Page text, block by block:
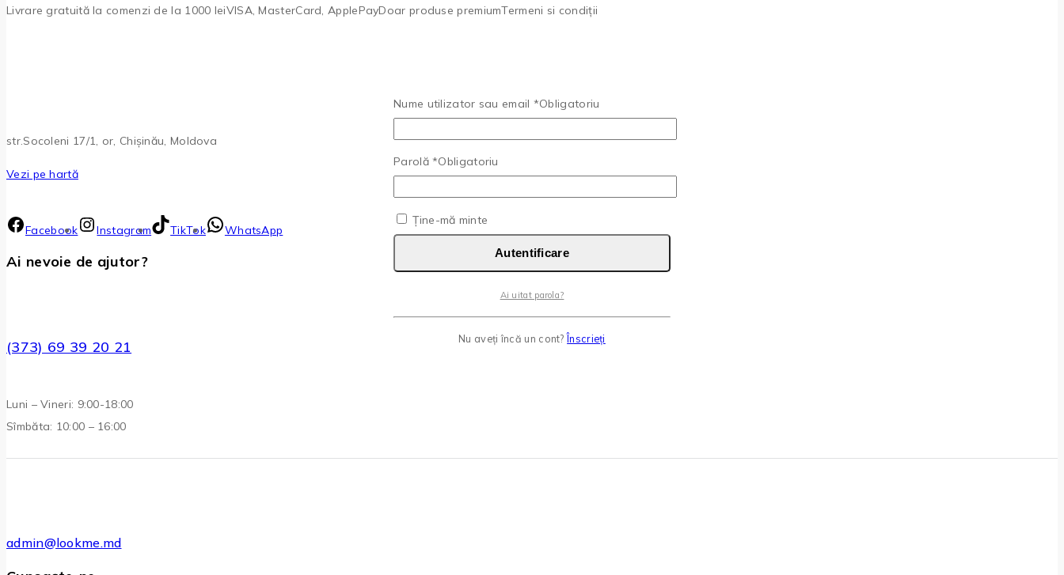
Livrare gratuită la comenzi de la 1000 leiVISA, MasterCard, ApplePayDoar produse premiumTermeni si condiții
str.Socoleni 17/1, or, Chișinău, Moldova
Vezi pe hartă
Facebook Instagram TikTok WhatsApp
Ai nevoie de ajutor?
(373) 69 39 20 21
Luni – Vineri: 9:00-18:00
Sîmbăta: 10:00 – 16:00
admin@lookme.md
Nume utilizator sau email *Obligatoriu
Parolă*Obligatoriu
Ține-mă minte
Autentificare
Ai uitat parola?
Nu aveți încă un cont?Înscrieți